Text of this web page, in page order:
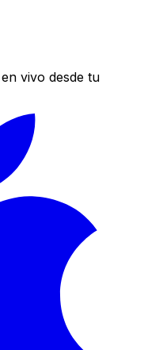
vivo desde tu